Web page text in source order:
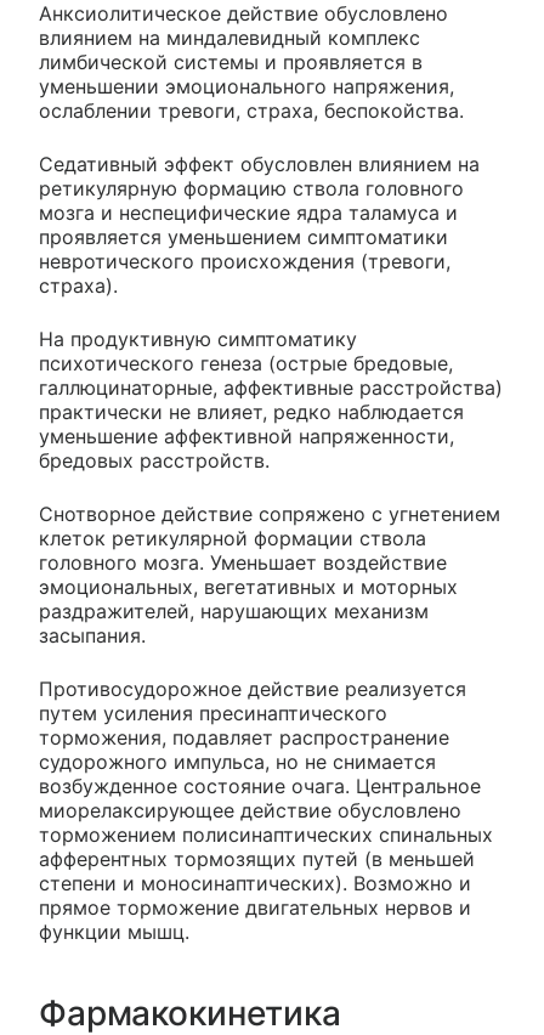
Анксиолитическое действие обусловлено
влиянием на миндалевидный комплекс
лимбической системы и проявляется в
уменьшении эмоционального напряжения,
ослаблении тревоги, страха, беспокойства.
Седативный эффект обусловлен влиянием на
ретикулярную формацию ствола головного
мозга и неспецифические ядра таламуса и
проявляется уменьшением симптоматики
невротического происхождения (тревоги,
страха).
На продуктивную симптоматику
психотического генеза (острые бредовые,
галлюцинаторные, аффективные расстройства)
практически не влияет, редко наблюдается
уменьшение аффективной напряженности,
бредовых расстройств.
Снотворное действие сопряжено с угнетением
клеток ретикулярной формации ствола
головного мозга. Уменьшает воздействие
эмоциональных, вегетативных и моторных
раздражителей, нарушающих механизм
засыпания.
Противосудорожное действие реализуется
путем усиления пресинаптического
торможения, подавляет распространение
судорожного импульса, но не снимается
возбужденное состояние очага. Центральное
миорелаксирующее действие обусловлено
торможением полисинаптических спинальных
афферентных тормозящих путей (в меньшей
степени и моносинаптических). Возможно и
прямое торможение двигательных нервов и
функции мышц.
Фармакокинетика